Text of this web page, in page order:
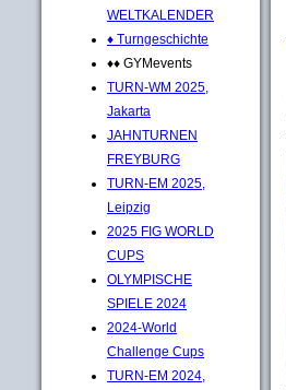
WELTKALENDER
♦ Turngeschichte
♦♦ GYMevents
TURN-WM 2025,
Jakarta
JAHNTURNEN
FREYBURG
TURN-EM 2025,
Leipzig
2025 FIG WORLD
CUPS
OLYMPISCHE
SPIELE 2024
2024-World
Challenge Cups
TURN-EM 2024,